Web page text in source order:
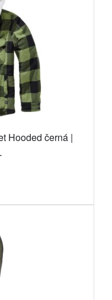
Hooded černá |